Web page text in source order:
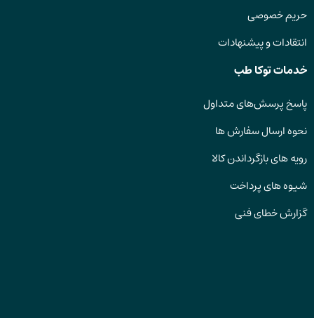
حریم خصوصی
انتقادات و پیشنهادات
خدمات توکا طب
پاسخ پرسش‌های متداول
نحوه ارسال سفارش ها
رویه های بازگرداندن کالا
شیوه های پرداخت
گزارش خطای فنی